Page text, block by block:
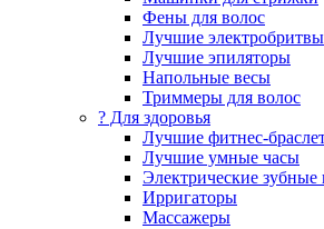
Фены для волос
Лучшие электробритвы
Лучшие эпиляторы
Напольные весы
Триммеры для волос
? Для здоровья
Лучшие фитнес-
Лучшие умные часы
Электрические зубные
Ирригаторы
Массажеры